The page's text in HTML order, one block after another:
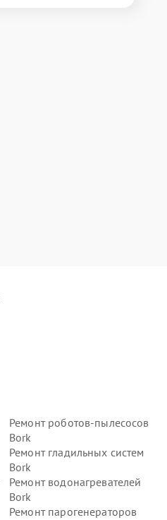
Ремонт роботов-пылесосов
Bork
Ремонт гладильных систем
Bork
Ремонт водонагревателей
Bork
Ремонт парогенераторов